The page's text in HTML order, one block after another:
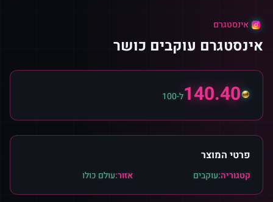
אינסטגרם
אינסטגרם עוקבים כושר
140.40ל-100
פרטי המוצר
קטגוריה:עוקבים אזור:עולם כולו